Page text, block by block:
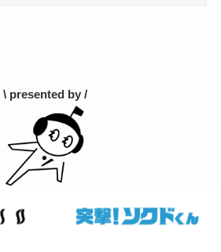
\ presented by /